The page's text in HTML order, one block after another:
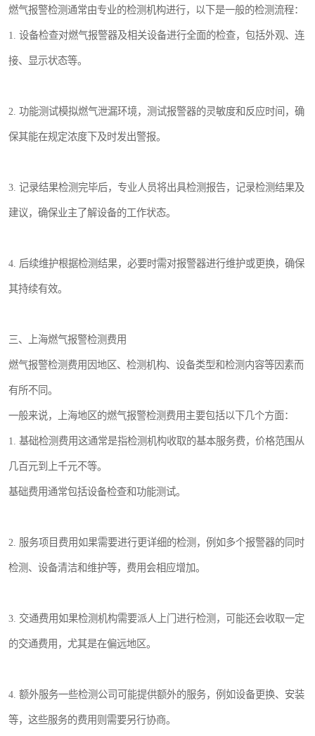
燃气报警检测通常由专业的检测机构进行，以下是一般的检测流程：
1. 设备检查对燃气报警器及相关设备进行全面的检查，包括外观、连
接、显示状态等。
2. 功能测试模拟燃气泄漏环境，测试报警器的灵敏度和反应时间，确
保其能在规定浓度下及时发出警报。
3. 记录结果检测完毕后，专业人员将出具检测报告，记录检测结果及
建议，确保业主了解设备的工作状态。
4. 后续维护根据检测结果，必要时需对报警器进行维护或更换，确保
其持续有效。
三、上海燃气报警检测费用
燃气报警检测费用因地区、检测机构、设备类型和检测内容等因素而
有所不同。
一般来说，上海地区的燃气报警检测费用主要包括以下几个方面：
1. 基础检测费用这通常是指检测机构收取的基本服务费，价格范围从
几百元到上千元不等。
基础费用通常包括设备检查和功能测试。
2. 服务项目费用如果需要进行更详细的检测，例如多个报警器的同时
检测、设备清洁和维护等，费用会相应增加。
3. 交通费用如果检测机构需要派人上门进行检测，可能还会收取一定
的交通费用，尤其是在偏远地区。
4. 额外服务一些检测公司可能提供额外的服务，例如设备更换、安装
等，这些服务的费用则需要另行协商。